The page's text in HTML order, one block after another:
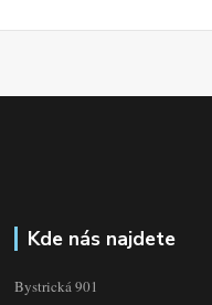
Kde nás najdete
Bystrická 901